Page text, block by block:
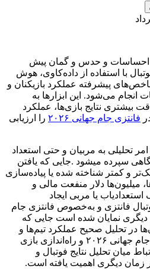
احساسات و حدس و گمان پیش
با استفاده از داده‌کاوی، هوش
پیشرفته عملکرد بازیکنان و
انجام می‌شود. این ابزارها به
بیشتری نتایج بازی‌ها، عملکرد
فانتزی جام جهانی ۲۰۲۶
را ارزیابی
تحلیلی به مربیان و حتی استعداد
سپرده میشود .جایی که یافتن
و کمتر شناخته شده یا پیاده‌سازی
میلیون‌ها دلار منفعت مالی و
یا مربی ایجاد
فانتزی و به‌خصوص فانتزی جام
زمان دیگری نمایان شده است جایی که
در تحلیل صحیح عملکرد تیم‌ها و
بازیکنان وابسته است. با آغاز جام جهانی ۲۰۲۶ و راه‌اندازی بازی
میان تحلیل نتایج فوتبال و
زمان دیگری اهمیت یافته است.